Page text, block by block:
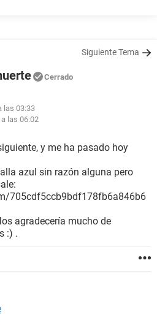
Siguiente Tema
Cerrado
las 03:33
las 06:02
y me ha pasado hoy
azul sin razón alguna pero
705cdf5ccb9bdf178fb6a846b6
agradecería mucho de
:) .